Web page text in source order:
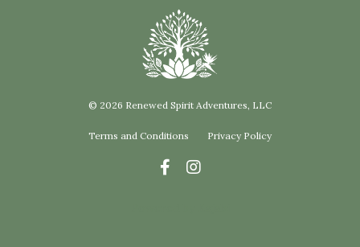
© 2026 Renewed Spirit Adventures, LLC
Terms and Conditions Privacy Policy